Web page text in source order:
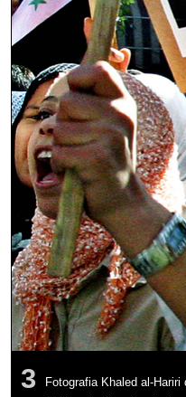
3
Fotografia Khaled al-